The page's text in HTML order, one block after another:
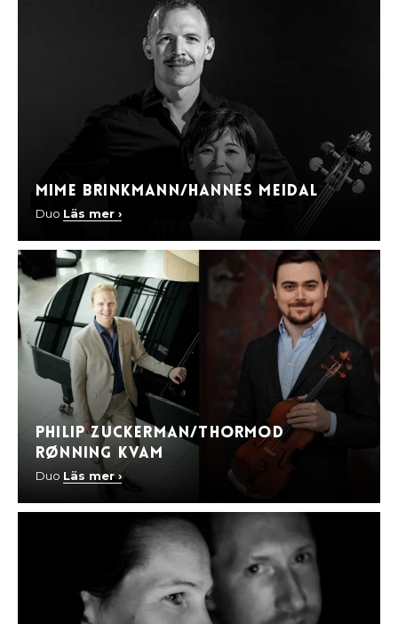
Mime Brinkmann/Hannes Meidal
Duo Läs mer ›
Philip Zuckerman/Thormod
Rønning Kvam
Duo Läs mer ›